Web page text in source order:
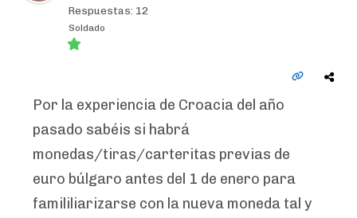
Respuestas: 12
Soldado
Por la experiencia de Croacia del año
pasado sabéis si habrá
monedas/tiras/carteritas previas de
euro búlgaro antes del 1 de enero para
famililiarizarse con la nueva moneda tal y